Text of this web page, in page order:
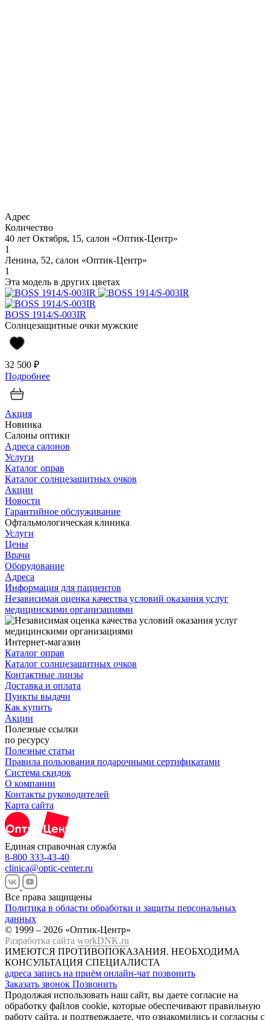
Адрес
Количество
40 лет Октября, 15, салон «Оптик-Центр»
1
Ленина, 52, салон «Оптик-Центр»
1
Эта модель в других цветах
BOSS 1914/S-003IR
Солнцезащитные очки мужские
32 500 ₽
Подробнее
Акция
Новинка
Салоны оптики
Адреса салонов
Услуги
Каталог оправ
Каталог солнцезащитных очков
Акции
Новости
Гарантийное обслуживание
Офтальмологическая клиника
Услуги
Цены
Врачи
Оборудование
Адреса
Информация для пациентов
Независимая оценка качества условий оказания услуг
медицинскими организациями
Интернет-магазин
Каталог оправ
Каталог солнцезащитных очков
Контактные линзы
Доставка и оплата
Пункты выдачи
Как купить
Акции
Полезные ссылки
по ресурсу
Полезные статьи
Правила пользования подарочными сертификатами
Система скидок
О компании
Контакты руководителей
Карта сайта
Единая справочная служба
8-800 333-43-40
clinica@optic-center.ru
Все права защищены
Политика в области обработки и защиты персональных
данных
© 1999 – 2026 «Оптик-Центр»
Разработка сайта workDNK.ru
ИМЕЮТСЯ ПРОТИВОПОКАЗАНИЯ. НЕОБХОДИМА
КОНСУЛЬТАЦИЯ СПЕЦИАЛИСТА
адреса запись на приём онлайн-чат позвонить
Заказать звонок Позвонить
Продолжая использовать наш сайт, вы даете согласие на
обработку файлов cookie, которые обеспечивают правильную
работу сайта, и подтверждаете, что ознакомились и согласны с